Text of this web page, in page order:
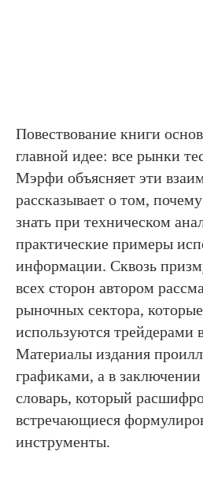
Повествование книги
главной идее: все рынки
Мэрфи объясняет эти
рассказывает о том,
знать при техническом
практические примеры
информации. Сквозь
всех сторон автором
рыночных сектора,
используются трейдерами
Материалы издания
графиками, а в
словарь, который
встречающиеся
инструменты.